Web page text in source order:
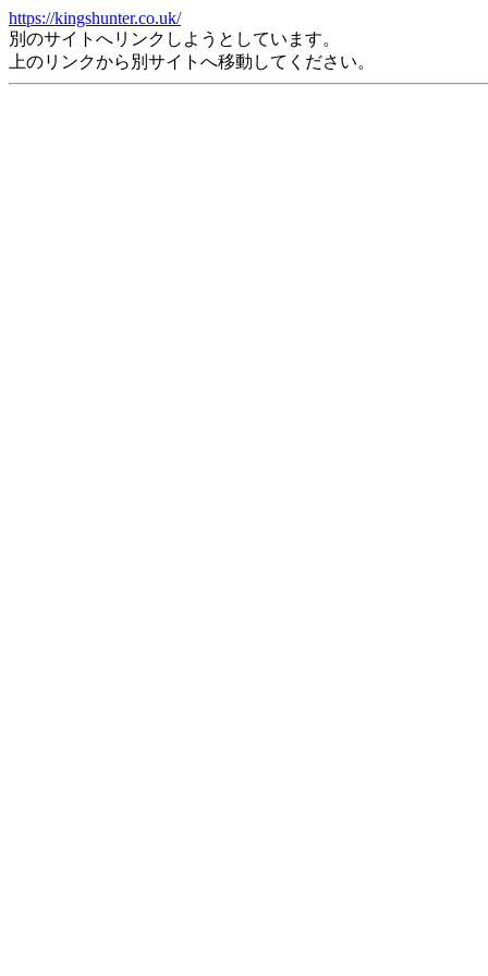
https://kingshunter.co.uk/
別のサイトへリンクしようとしています。
上のリンクから別サイトへ移動してください。